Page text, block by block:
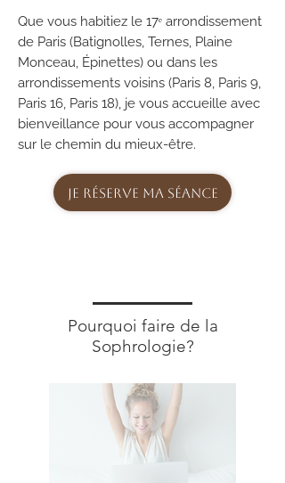
Que vous habitiez le 17ᵉ arrondissement
de Paris (Batignolles, Ternes, Plaine
Monceau, Épinettes) ou dans les
arrondissements voisins (Paris 8, Paris 9,
Paris 16, Paris 18), je vous accueille avec
bienveillance pour vous accompagner
sur le chemin du mieux-être.
Je réserve ma séance
Pourquoi faire de la
Sophrologie?